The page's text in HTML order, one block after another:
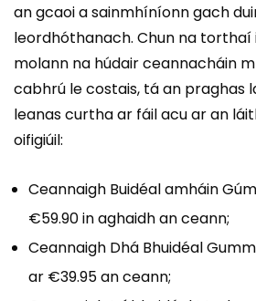
an gcaoi a sainmhíníonn gach
leordhóthanach. Chun na torthaí
molann na húdair ceannacháin
cabhrú le costais, tá an praghas
leanas curtha ar fáil acu ar an
oifigiúil:
Ceannaigh Buidéal amháin
€59.90 in aghaidh an ceann;
Ceannaigh Dhá Bhuidéal
ar €39.95 an ceann;